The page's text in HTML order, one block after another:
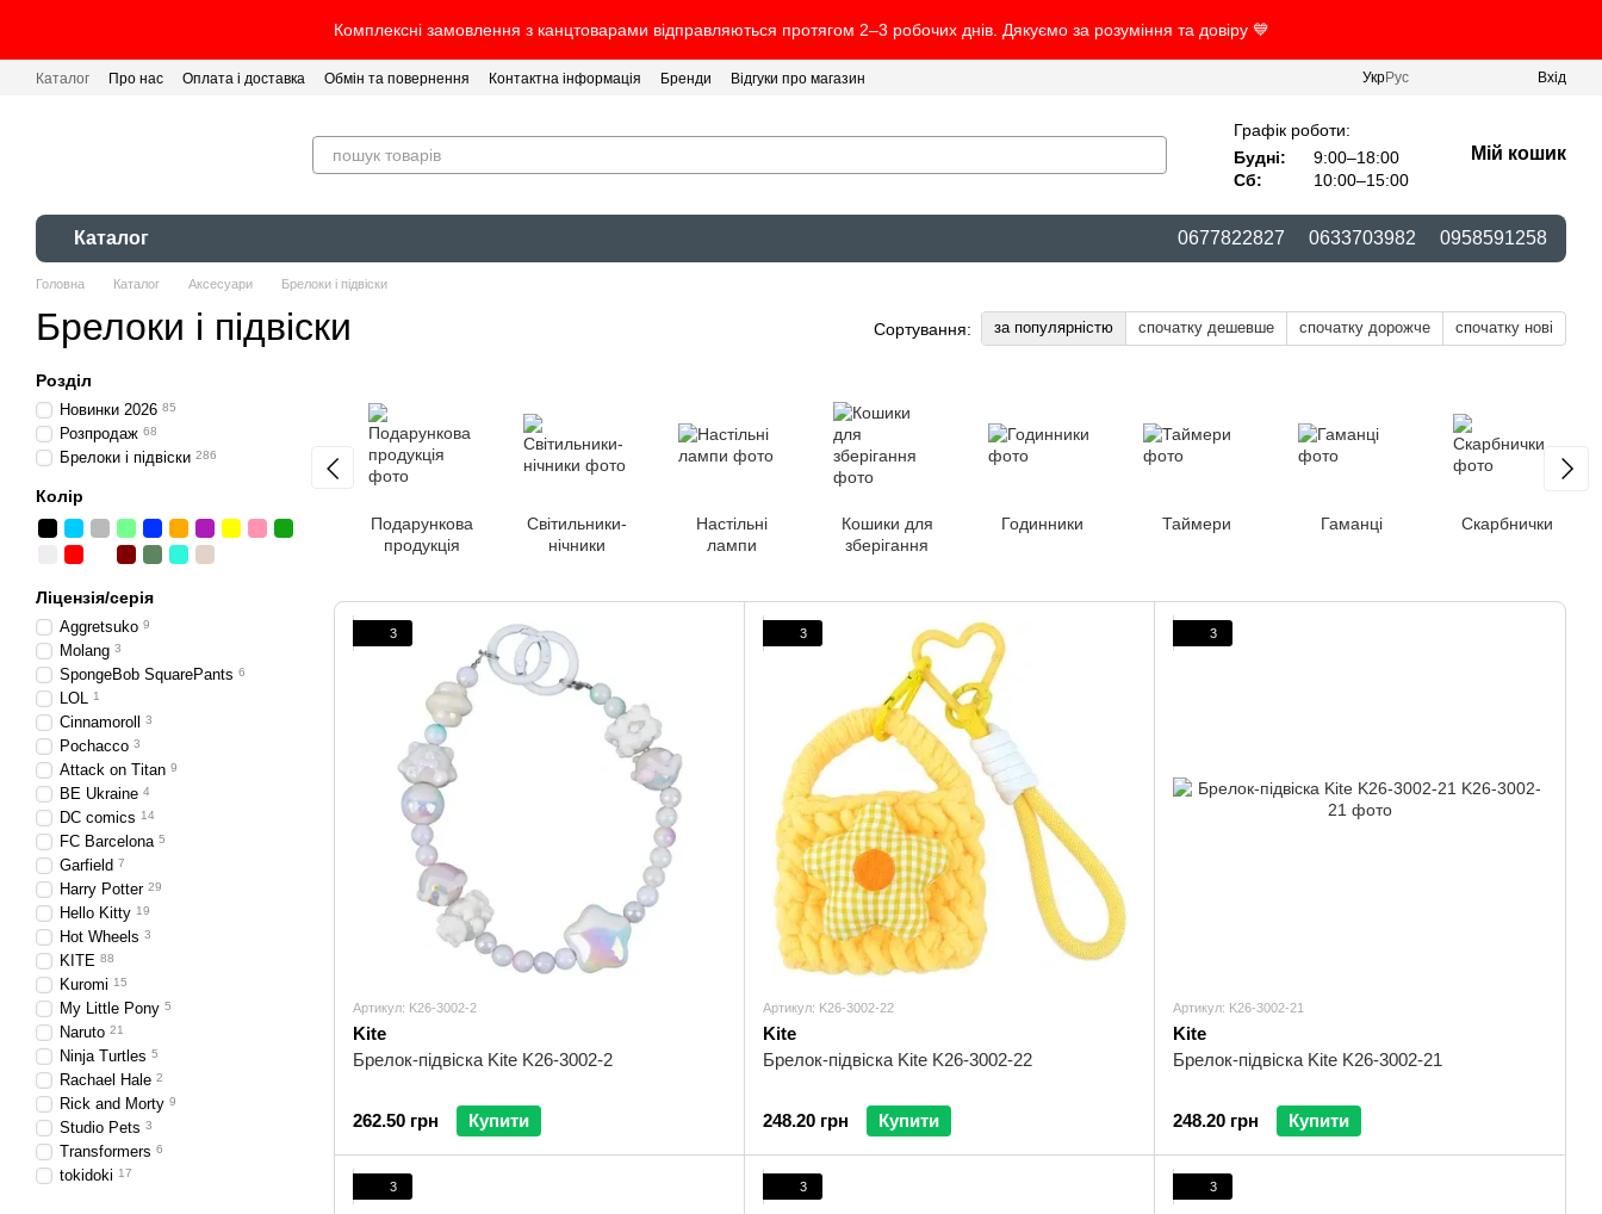
Комплексні замовлення з канцтоварами відправляються протягом 2–3 робочих днів. Дякуємо за розуміння та довіру 💙
Каталог Про нас Оплата і доставка Обмін та повернення Контактна інформація Бренди Відгуки про магазин УкрРус Вхід
Графік роботи:
Будні:
9:00–18:00
Сб:
10:00–15:00
Мій кошик
Каталог 0677822827 0633703982 0958591258
Головна Каталог Аксесуари Брелоки і підвіски
Брелоки і підвіски Сортування: за популярністю спочатку дешевше спочатку дорожче спочатку нові
Подарункова
продукція
Світильники-
нічники
Настільні
лампи
Кошики для
зберігання
Годинники Таймери Гаманці Скарбнички
3
Артикул: K26-3002-2
Kite
Брелок-підвіска Kite K26-3002-2
262.50 грн Купити
3
Артикул: K26-3002-22
Kite
Брелок-підвіска Kite K26-3002-22
248.20 грн Купити
3
Артикул: K26-3002-21
Kite
Брелок-підвіска Kite K26-3002-21
248.20 грн Купити
3 3 3
Розділ
Новинки 2026 85
Розпродаж 68
Брелоки і підвіски 286
Колір
Ліцензія/серія
Aggretsuko 9
Molang 3
SpongeBob SquarePants 6
LOL 1
Cinnamoroll 3
Pochacco 3
Attack on Titan 9
BE Ukraine 4
DC comics 14
FC Barcelona 5
Garfield 7
Harry Potter 29
Hello Kitty 19
Hot Wheels 3
KITE 88
Kuromi 15
My Little Pony 5
Naruto 21
Ninja Turtles 5
Rachael Hale 2
Rick and Morty 9
Studio Pets 3
Transformers 6
tokidoki 17